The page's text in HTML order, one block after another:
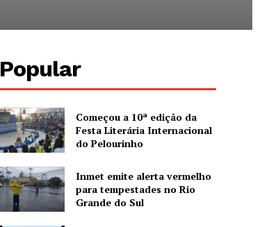
Popular
Começou a 10ª edição da
Festa Literária Internacional
do Pelourinho
Inmet emite alerta vermelho
para tempestades no Rio
Grande do Sul